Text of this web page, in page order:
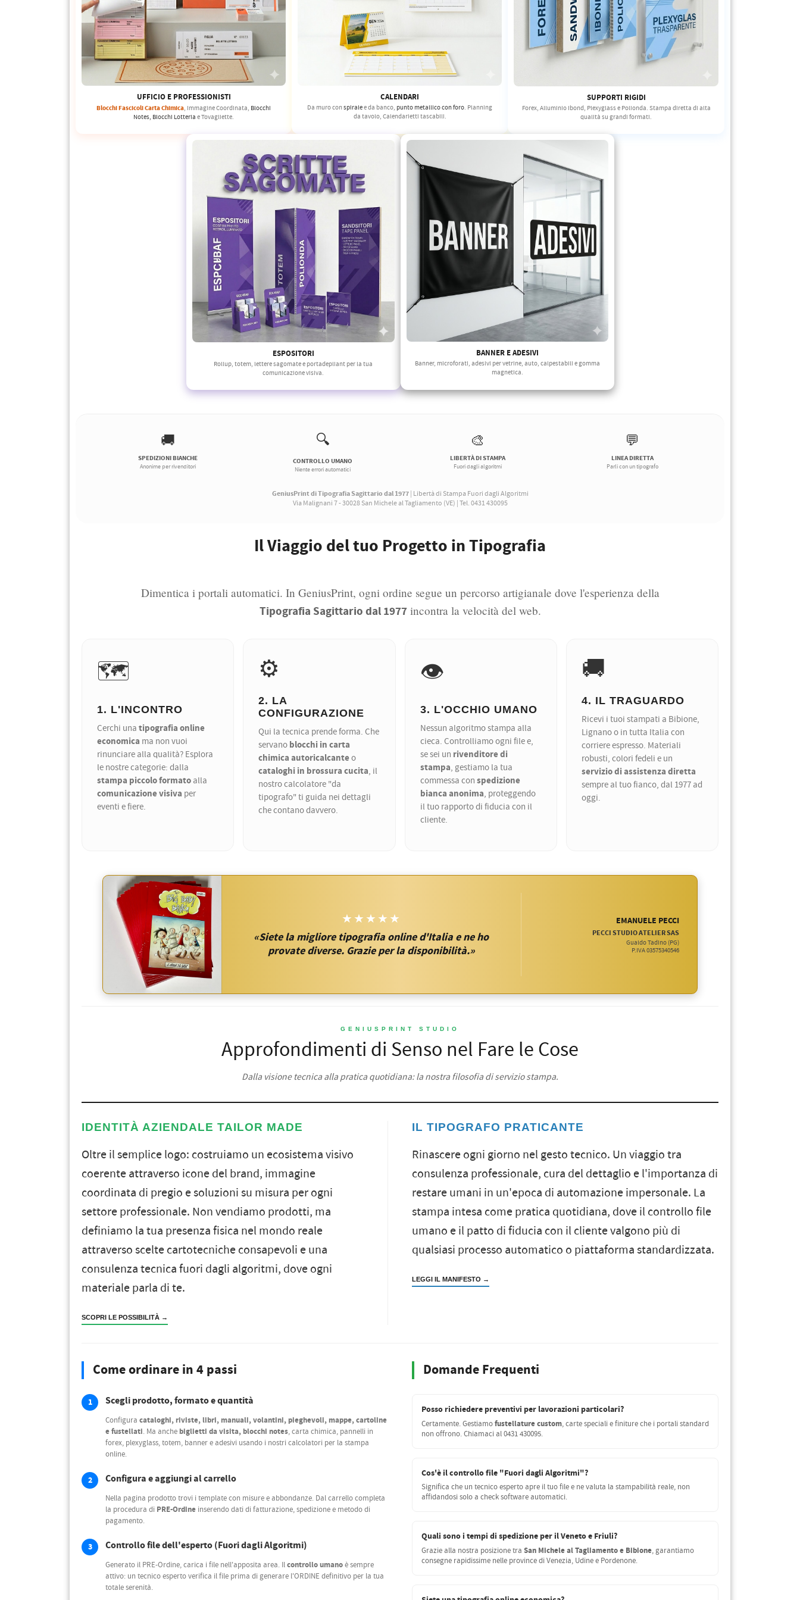
DORSALI TARGHE
PETTORALI NUMERI DA
GARA
PETTORALI CON NOME ATLETA
NUMERI DA GARA MTB
UFFICIO E PROFESSIONISTI
Blocchi Fascicoli Carta Chimica, Immagine Coordinata, Blocchi
Notes, Blocchi Lotteria e Tovagliette.
CALENDARI
Da muro conspiralee da banco, punto metallico con foro. Planning
da tavolo, Calendarietti tascabili.
SUPPORTI RIGIDI
Forex, Alluminio Ibond, Plexyglass e Polionda. Stampa diretta di alta
qualità su grandi formati.
ESPOSITORI
Rollup, totem, lettere sagomate e portadepliant per la tua
comunicazione visiva.
BANNER E ADESIVI
Banner, microforati, adesivi per vetrine, auto, calpestabili e gomma
magnetica.
🚚
SPEDIZIONI BIANCHE
Anonime per rivenditori
🔍
CONTROLLO UMANO
Niente errori automatici
🎨
LIBERTÀ DI STAMPA
Fuori dagli algoritmi
💬
LINEA DIRETTA
Parli con un tipografo
GeniusPrint di Tipografia Sagittario dal 1977| Libertà di Stampa Fuori dagli Algoritmi
Via Malignani 7 - 30028 San Michele al Tagliamento (VE) | Tel. 0431 430095
Il Viaggio del tuo Progetto in Tipografia
Dimentica i portali automatici. In GeniusPrint, ogni ordine segue un percorso artigianale dove l'esperienza della
Tipografia Sagittario dal 1977incontra la velocità del web.
🗺️
1. L'INCONTRO
Cerchi una tipografia online
economica ma non vuoi
rinunciare alla qualità? Esplora
le nostre categorie: dalla
stampa piccolo formato alla
comunicazione visiva per
eventi e fiere.
⚙️
2. LA
CONFIGURAZIONE
Qui la tecnica prende forma. Che
servano blocchi in carta
chimica autoricalcanteo
cataloghi in brossura cucita, il
nostro calcolatore "da
tipografo" ti guida nei dettagli
che contano davvero.
👁️
3. L'OCCHIO UMANO
Nessun algoritmo stampa alla
cieca. Controlliamo ogni file e,
se sei un rivenditore di
stampa, gestiamo la tua
commessa con spedizione
bianca anonima, proteggendo
il tuo rapporto di fiducia con il
cliente.
🚚
4. IL TRAGUARDO
Ricevi i tuoi stampati a Bibione,
Lignano o in tutta Italia con
corriere espresso. Materiali
robusti, colori fedeli e un
servizio di assistenza diretta
sempre al tuo fianco, dal 1977 ad
oggi.
★★★★★
«Siete la migliore tipografia online d'Italia e ne ho
provate diverse. Grazie per la disponibilità.»
EMANUELE PECCI
PECCI STUDIO ATELIER SAS
Gualdo Tadino (PG)
P.IVA 03575340546
GENIUSPRINT STUDIO
Approfondimenti di Senso nel Fare le Cose
Dalla visione tecnica alla pratica quotidiana: la nostra filosofia di servizio stampa.
IDENTITÀ AZIENDALE TAILOR MADE
Oltre il semplice logo: costruiamo un ecosistema visivo
coerente attraverso icone del brand, immagine
coordinata di pregio e soluzioni su misura per ogni
settore professionale. Non vendiamo prodotti, ma
definiamo la tua presenza fisica nel mondo reale
attraverso scelte cartotecniche consapevoli e una
consulenza tecnica fuori dagli algoritmi, dove ogni
materiale parla di te.
SCOPRI LE POSSIBILITÀ →
IL TIPOGRAFO PRATICANTE
Rinascere ogni giorno nel gesto tecnico. Un viaggio tra
consulenza professionale, cura del dettaglio e l'importanza di
restare umani in un'epoca di automazione impersonale. La
stampa intesa come pratica quotidiana, dove il controllo file
umano e il patto di fiducia con il cliente valgono più di
qualsiasi processo automatico o piattaforma standardizzata.
LEGGI IL MANIFESTO →
Come ordinare in 4 passi
1 Scegli prodotto, formato e quantità
Configura cataloghi, riviste, libri, manuali, volantini, pieghevoli, mappe, cartoline
e fustellati. Ma anche biglietti da visita, blocchi notes, carta chimica, pannelli in
forex, plexyglass, totem, banner e adesivi usando i nostri calcolatori per la stampa
online.
2 Configura e aggiungi al carrello
Nella pagina prodotto trovi i template con misure e abbondanze. Dal carrello completa
la procedura di PRE-Ordine inserendo dati di fatturazione, spedizione e metodo di
pagamento.
3 Controllo file dell'esperto (Fuori dagli Algoritmi)
Generato il PRE-Ordine, carica i file nell'apposita area. Ilcontrollo umanoè sempre
attivo: un tecnico esperto verifica il file prima di generare l'ORDINE definitivo per la tua
totale serenità.
Domande Frequenti
Posso richiedere preventivi per lavorazioni particolari?
Certamente. Gestiamofustellature custom, carte speciali e finiture che i portali standard
non offrono. Chiamaci al 0431 430095.
Cos'è il controllo file "Fuori dagli Algoritmi"?
Significa che un tecnico esperto apre il tuo file e ne valuta la stampabilità reale, non
affidandosi solo a check software automatici.
Quali sono i tempi di spedizione per il Veneto e Friuli?
Grazie alla nostra posizione tra San Michele al Tagliamento e Bibione, garantiamo
consegne rapidissime nelle province di Venezia, Udine e Pordenone.